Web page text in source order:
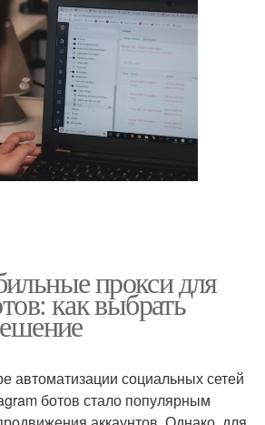
прокси для
как выбрать
автоматизации социальных сетей
ботов стало популярным